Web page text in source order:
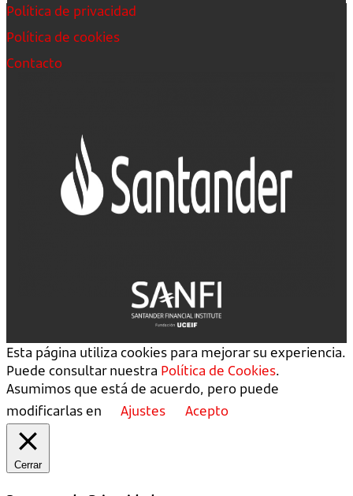
Política de privacidad
Política de cookies
Contacto
Esta página utiliza cookies para mejorar su experiencia.
Puede consultar nuestra Política de Cookies.
Asumimos que está de acuerdo, pero puede
modificarlas en
Ajustes Acepto
Cerrar